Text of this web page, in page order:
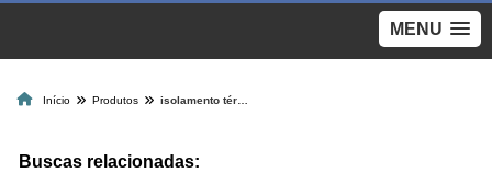
MENU
Início Produtos
Buscas relacionadas: